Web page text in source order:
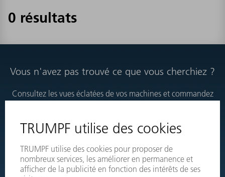
0 résultats
Vous n'avez pas trouvé ce que vous cherchiez ?
Consultez les vues éclatées de vos machines et commandez
VUES ÉCLATÉES